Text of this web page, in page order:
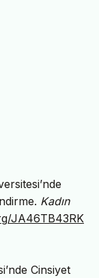
Kadın
JA46TB43RK
Cinsiyet